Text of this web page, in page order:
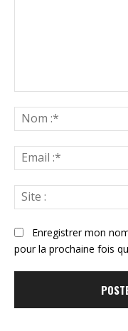
Enregistrer mon
pour la prochaine fois